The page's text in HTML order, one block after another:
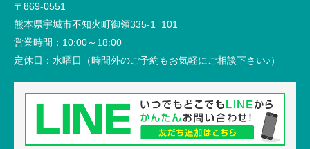
〒869-0551
熊本県宇城市不知火町御領335-1 101
営業時間： 10:00～18:00
定休日： 水曜日（時間外のご予約もお気軽にご相談下さい♪）